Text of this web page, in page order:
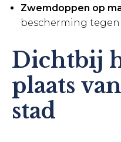
Zwemdoppen op
bescherming
Dichtbij
plaats
stad